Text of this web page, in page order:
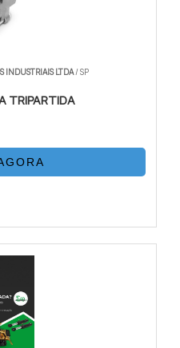
INDUSTRIAIS LTDA/ SP
TRIPARTIDA